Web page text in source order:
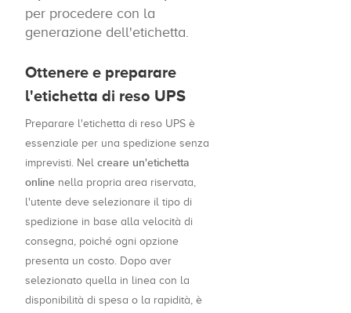
per procedere con la
generazione dell'etichetta.
Ottenere e preparare
l'etichetta di reso UPS
Preparare l'etichetta di reso UPS è
essenziale per una spedizione senza
imprevisti. Nel creare un'etichetta
online nella propria area riservata,
l'utente deve selezionare il tipo di
spedizione in base alla velocità di
consegna, poiché ogni opzione
presenta un costo. Dopo aver
selezionato quella in linea con la
disponibilità di spesa o la rapidità, è